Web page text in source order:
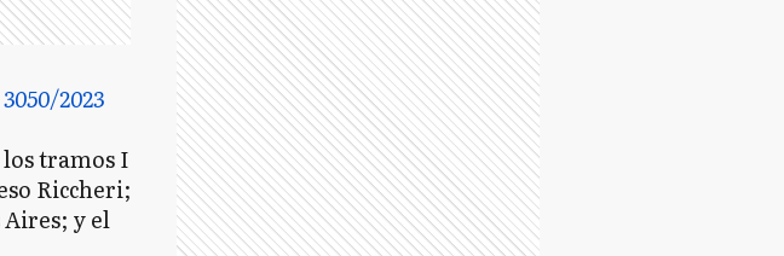
3050/2023
los tramos I
Riccheri;
Aires; y el